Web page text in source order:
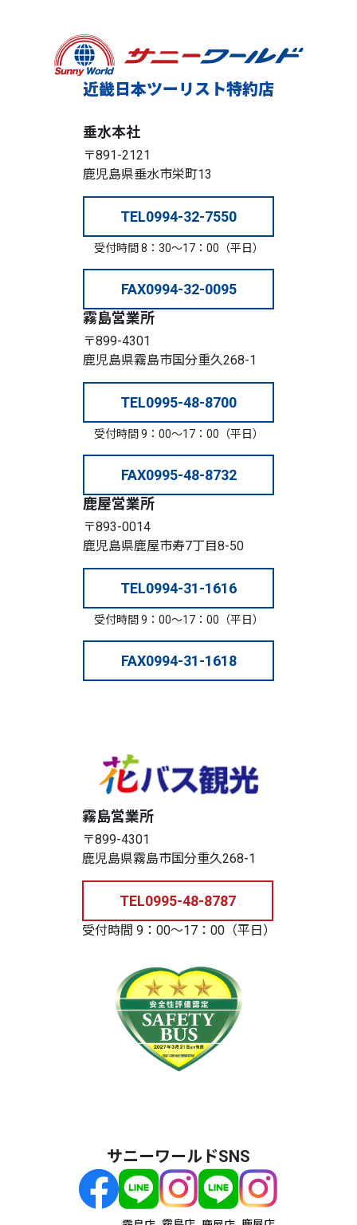
近畿日本ツーリスト特約店
垂水本社
〒891-2121
鹿児島県垂水市栄町13
TEL0994-32-7550
受付時間 8：30～17：00（平日）
FAX0994-32-0095
霧島営業所
〒899-4301
鹿児島県霧島市国分重久268-1
TEL0995-48-8700
受付時間 9：00～17：00（平日）
FAX0995-48-8732
鹿屋営業所
〒893-0014
鹿児島県鹿屋市寿7丁目8-50
TEL0994-31-1616
受付時間 9：00～17：00（平日）
FAX0994-31-1618
霧島営業所
〒899-4301
鹿児島県霧島市国分重久268-1
TEL0995-48-8787
受付時間 9：00～17：00（平日）
サニーワールドSNS